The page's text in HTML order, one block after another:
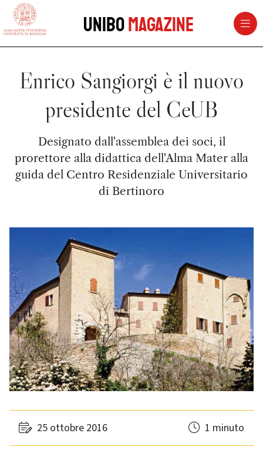
vai al contenuto della pagina
UniboMagazine
Enrico Sangiorgi è il nuovo
presidente del CeUB
Designato dall'assemblea dei soci, il
prorettore alla didattica dell'Alma Mater alla
guida del Centro Residenziale Universitario
di Bertinoro
25 ottobre 2016 1 minuto